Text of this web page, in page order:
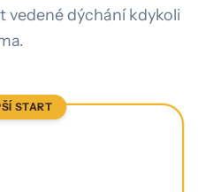
vedené dýchání kdykoli
START